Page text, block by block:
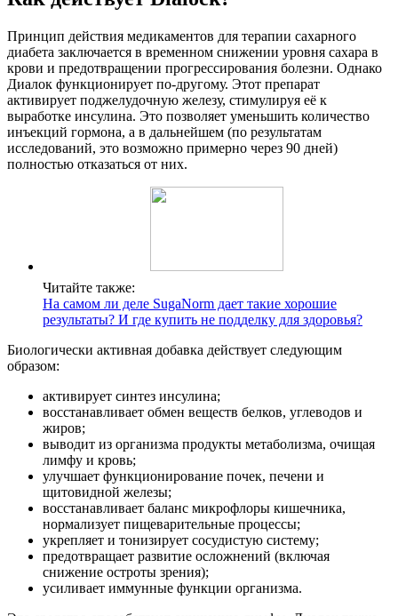
Принцип действия медикаментов для терапии сахарного
диабета заключается в временном снижении уровня сахара в
крови и предотвращении прогрессирования болезни. Однако
Диалок функционирует по-другому. Этот препарат
активирует поджелудочную железу, стимулируя её к
выработке инсулина. Это позволяет уменьшить количество
инъекций гормона, а в дальнейшем (по результатам
исследований, это возможно примерно через 90 дней)
полностью отказаться от них.
Читайте также:
На самом ли деле SugaNorm дает такие хорошие
результаты? И где купить не подделку для здоровья?
Биологически активная добавка действует следующим
образом:
активирует синтез инсулина;
восстанавливает обмен веществ белков, углеводов и
жиров;
выводит из организма продукты метаболизма, очищая
лимфу и кровь;
улучшает функционирование почек, печени и
щитовидной железы;
восстанавливает баланс микрофлоры кишечника,
нормализует пищеварительные процессы;
укрепляет и тонизирует сосудистую систему;
предотвращает развитие осложнений (включая
снижение остроты зрения);
усиливает иммунные функции организма.